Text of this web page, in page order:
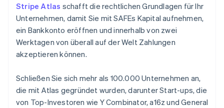
Stripe Atlas schafft die rechtlichen Grundlagen für Ihr
Unternehmen, damit Sie mit SAFEs Kapital aufnehmen,
ein Bankkonto eröffnen und innerhalb von zwei
Werktagen von überall auf der Welt Zahlungen
akzeptieren können.
Schließen Sie sich mehr als 100.000 Unternehmen an,
die mit Atlas gegründet wurden, darunter Start-ups, die
von Top-Investoren wie Y Combinator, a16z und General